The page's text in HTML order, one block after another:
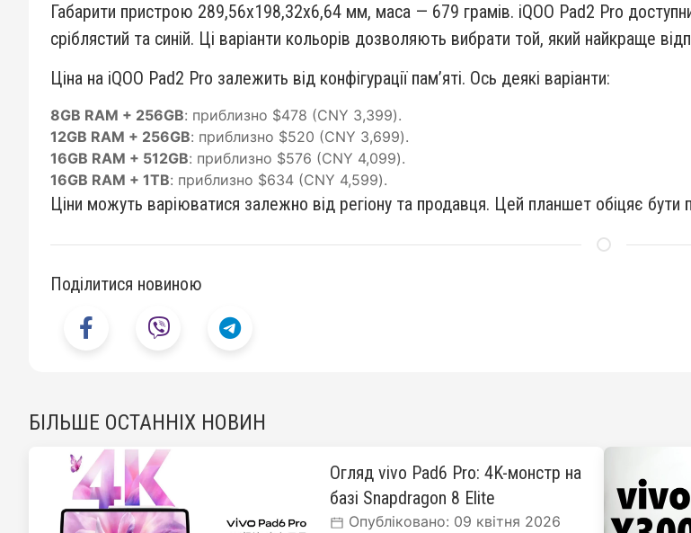
Габарити пристрою 289,56х198,32х6,64 мм, маса — 679 грамів. iQOO Pad2 Pro
сріблястий та синій. Ці варіанти кольорів дозволяють вибрати той, який найкраще
Ціна на iQOO Pad2 Pro залежить від конфігурації пам’яті. Ось деякі варіанти:
8GB RAM + 256GB: приблизно $478 (CNY 3,399).
12GB RAM + 256GB: приблизно $520 (CNY 3,699).
16GB RAM + 512GB: приблизно $576 (CNY 4,099).
16GB RAM + 1TB: приблизно $634 (CNY 4,599).
Ціни можуть варіюватися залежно від регіону та продавця. Цей планшет обіцяє
Поділитися новиною
БІЛЬШЕ ОСТАННІХ НОВИН
Огляд vivo Pad6 Pro: 4K-монстр на
базі Snapdragon 8 Elite
Опубліковано: 09 квітня 2026